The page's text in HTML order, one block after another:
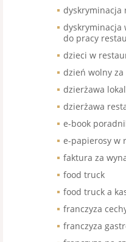
dyskryminacja
dyskryminacja
do pracy
dzieci w
dzień wolny
dzierżawa
dzierżawa
e-book
e-papierosy w
faktura za
food truck
food truck a
franczyza
franczyza